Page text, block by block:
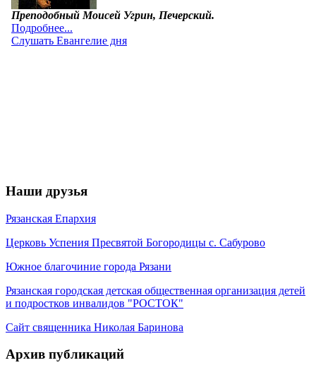
Наши друзья
Рязанская Епархия
Церковь Успения Пресвятой Богородицы с. Сабурово
Южное благочиние города Рязани
Рязанская городская детская общественная организация детей
и подростков инвалидов "РОСТОК"
Сайт священника Николая Баринова
Архив публикаций